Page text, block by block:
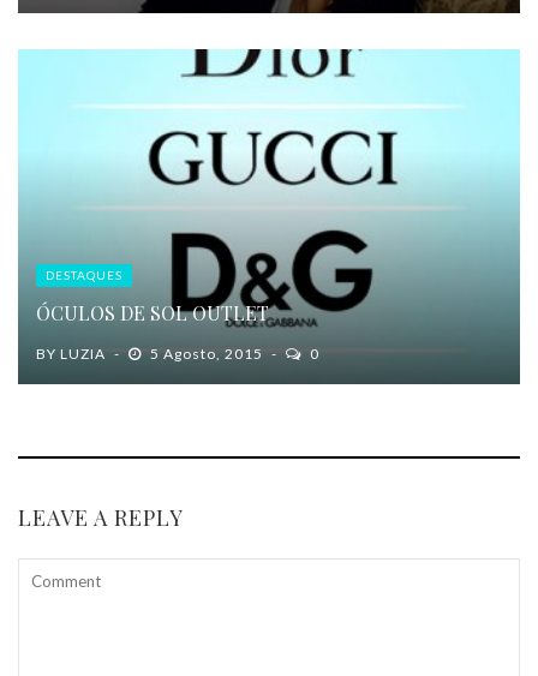
DESTAQUES
ÓCULOS DE SOL OUTLET
BY LUZIA 5 Agosto, 2015 0
LEAVE A REPLY